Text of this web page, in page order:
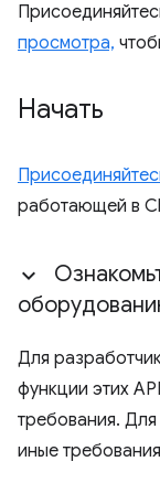
просмотра,
Начать
работающей в
Для
функции этих
требования. Для
иные